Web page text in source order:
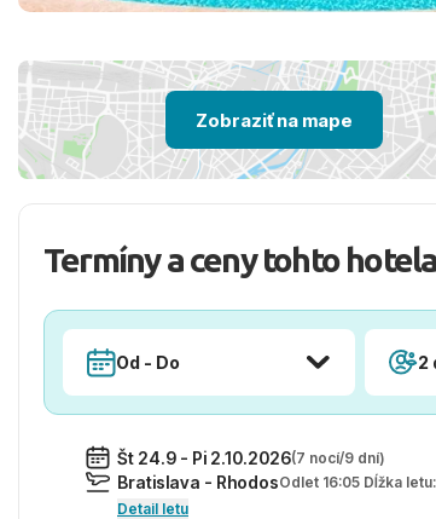
Zobraziť na mape
Termíny a ceny tohto hotela
Od - Do 2
Št 24.9 - Pi 2.10.2026(7 nocí/9 dní)
Bratislava - RhodosOdlet 16:05 Dĺžka
Detail letu